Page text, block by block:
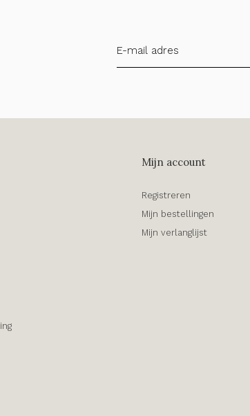
Mijn account
Registreren
Mijn bestellingen
Mijn verlanglijst